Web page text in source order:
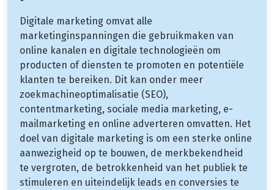
Digitale marketing omvat alle
marketinginspanningen die gebruikmaken van
online kanalen en digitale technologieën om
producten of diensten te promoten en potentiële
klanten te bereiken. Dit kan onder meer
zoekmachineoptimalisatie (SEO),
contentmarketing, sociale media marketing, e-
mailmarketing en online adverteren omvatten. Het
doel van digitale marketing is om een ​​sterke online
aanwezigheid op te bouwen, de merkbekendheid
te vergroten, de betrokkenheid van het publiek te
stimuleren en uiteindelijk leads en conversies te